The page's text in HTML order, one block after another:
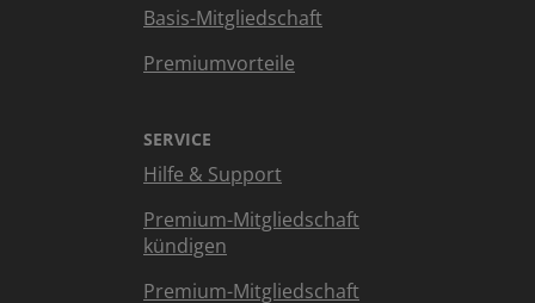
Basis-Mitgliedschaft
Premiumvorteile
SERVICE
Hilfe & Support
Premium-Mitgliedschaft
kündigen
Premium-Mitgliedschaft